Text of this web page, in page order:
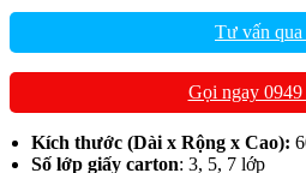
Tư vấn
Gọi ngay 0949
Kích thước (Dài x Rộng x Cao):
Số lớp giấy carton: 3, 5, 7 lớp